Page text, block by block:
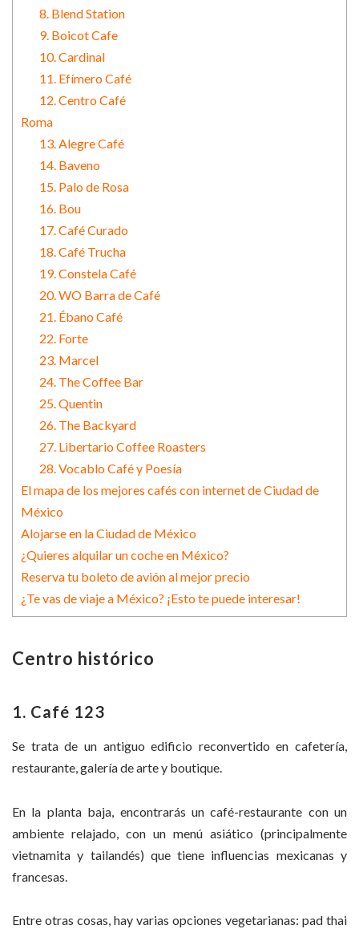
8. Blend Station
9. Boicot Cafe
10. Cardinal
11. Efímero Café
12. Centro Café
Roma
13. Alegre Café
14. Baveno
15. Palo de Rosa
16. Bou
17. Café Curado
18. Café Trucha
19. Constela Café
20. WO Barra de Café
21. Ébano Café
22. Forte
23. Marcel
24. The Coffee Bar
25. Quentin
26. The Backyard
27. Libertario Coffee Roasters
28. Vocablo Café y Poesía
El mapa de los mejores cafés con internet de Ciudad de
México
Alojarse en la Ciudad de México
¿Quieres alquilar un coche en México?
Reserva tu boleto de avión al mejor precio
¿Te vas de viaje a México? ¡Esto te puede interesar!
Centro histórico
1. Café 123
Se trata de un antiguo edificio reconvertido en cafetería,
restaurante, galería de arte y boutique.
En la planta baja, encontrarás un café-restaurante con un
ambiente relajado, con un menú asiático (principalmente
vietnamita y tailandés) que tiene influencias mexicanas y
francesas.
Entre otras cosas, hay varias opciones vegetarianas: pad thai